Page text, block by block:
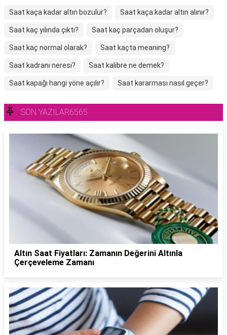
Saat kaça kadar altın bozulur? Saat kaça kadar altın alınır?
Saat kaç yılında çıktı? Saat kaç parçadan oluşur?
Saat kaç normal olarak? Saat kaçta meaning?
Saat kadranı neresi? Saat kalibre ne demek?
Saat kapağı hangi yöne açılır? Saat kararması nasıl geçer?
SON YAZILAR6565
Altın Saat Fiyatları: Zamanın Değerini Altınla
Çerçeveleme Zamanı